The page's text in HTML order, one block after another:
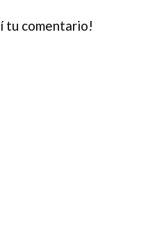
tu comentario!